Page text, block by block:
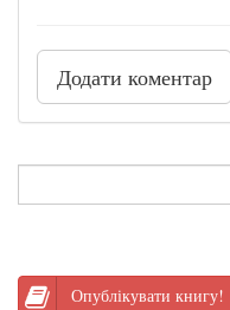
Додати коментар
Опублікувати книгу!